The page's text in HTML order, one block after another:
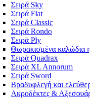
Σειρά Sky
Σειρά Flat
Σειρά Classic
Σειρά Rondo
Σειρά Ply
Θωρακισμένα καλώδια
Σειρά Quadrax
Σειρά XL Annorum
Σειρά Sword
Βραδυφλεγή και
Ακροδέκτες &